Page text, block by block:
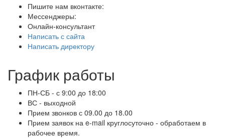
Пишите нам вконтакте:
Мессенджеры:
Онлайн-консультант
Написать с сайта
Написать директору
График работы
ПН-СБ - с 9:00 до 18:00
ВС - выходной
Прием звонков с 09.00 до 18.00
Прием заявок на e-mail круглосуточно - обработаем в
рабочее время.